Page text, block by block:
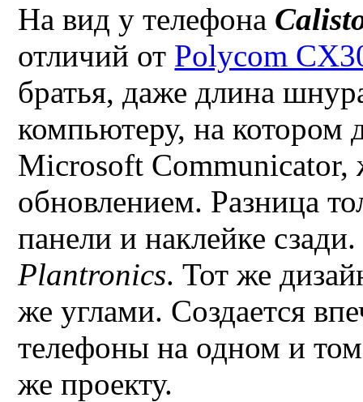
На вид у телефона
отличий от Polycom
братья, даже длина
компьютеру, на котором
Microsoft Communicator,
обновлением. Разница
панели и наклейке
Plantronics.Тот же
же углами. Создается
телефоны на одном и
же проекту.